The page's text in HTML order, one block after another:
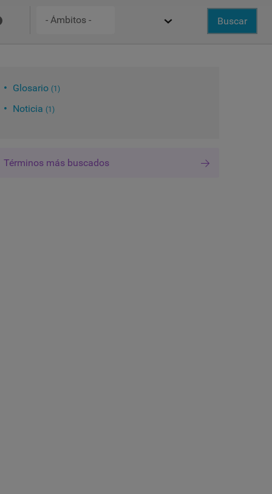
BuscarBuscar
Glosario 1
Noticia 1
Términos más buscados